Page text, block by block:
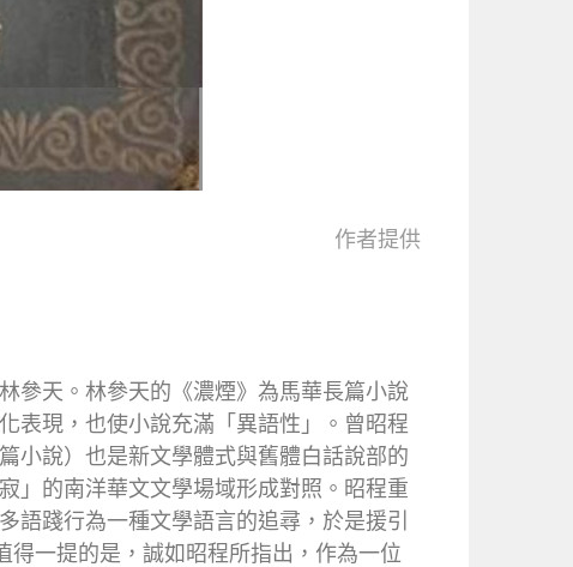
作者提供
參天。林參天的《濃煙》為馬華長篇小說
表現，也使小說充滿「異語性」。曾昭程
小說）也是新文學體式與舊體白話說部的
」的南洋華文文學場域形成對照。昭程重
語踐行為一種文學語言的追尋，於是援引
一提的是，誠如昭程所指出，作為一位